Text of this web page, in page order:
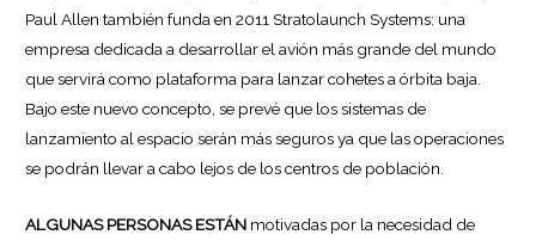
Paul Allen también funda en 2011 Stratolaunch Systems: una
empresa dedicada a desarrollar el avión más grande del mundo
que servirá como plataforma para lanzar cohetes a órbita baja.
Bajo este nuevo concepto, se prevé que los sistemas de
lanzamiento al espacio serán más seguros ya que las operaciones
se podrán llevar a cabo lejos de los centros de población.
ALGUNAS PERSONAS ESTÁN motivadas por la necesidad de